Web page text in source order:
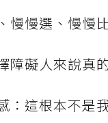
慢慢選、慢慢
障礙人來說真
：這根本不是